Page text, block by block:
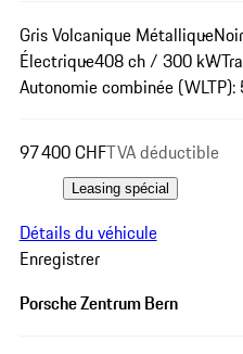
Gris Volcanique MétalliqueNoir
Électrique408 ch / 300 kW
Autonomie combinée (WLTP):
97 400 CHFTVA déductible
Leasing spécial
Détails du véhicule
Enregistrer
Porsche Zentrum Bern